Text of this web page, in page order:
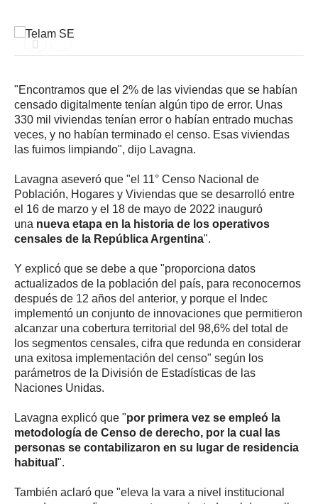
"Encontramos que el 2% de las viviendas que se habían
censado digitalmente tenían algún tipo de error. Unas
330 mil viviendas tenían error o habían entrado muchas
veces, y no habían terminado el censo. Esas viviendas
las fuimos limpiando", dijo Lavagna.
Lavagna aseveró que "el 11° Censo Nacional de
Población, Hogares y Viviendas que se desarrolló entre
el 16 de marzo y el 18 de mayo de 2022 inauguró
una nueva etapa en la historia de los operativos
censales de la República Argentina".
Y explicó que se debe a que "proporciona datos
actualizados de la población del país, para reconocernos
después de 12 años del anterior, y porque el Indec
implementó un conjunto de innovaciones que permitieron
alcanzar una cobertura territorial del 98,6% del total de
los segmentos censales, cifra que redunda en considerar
una exitosa implementación del censo" según los
parámetros de la División de Estadísticas de las
Naciones Unidas.
Lavagna explicó que "por primera vez se empleó la
metodología de Censo de derecho, por la cual las
personas se contabilizaron en su lugar de residencia
habitual ".
También aclaró que "eleva la vara a nivel institucional